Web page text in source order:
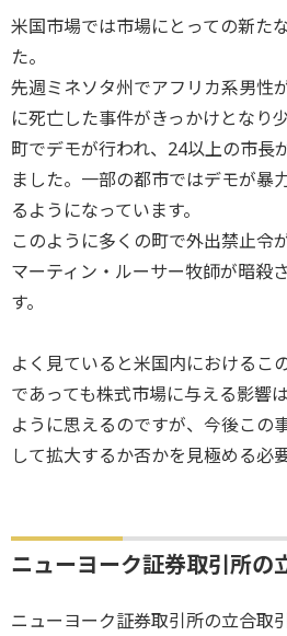
米国市場では市場にとっての新た
た。
先週ミネソタ州でアフリカ系男性
に死亡した事件がきっかけとなり
町でデモが行われ、24以上の市長
ました。一部の都市ではデモが暴
るようになっています。
このように多くの町で外出禁止令
マーティン・ルーサー牧師が暗殺
す。
よく見ていると米国内におけるこ
であっても株式市場に与える影響
ように思えるのですが、今後この
して拡大するか否かを見極める必
ニューヨーク証券取引所の
ニューヨーク証券取引所の立合取